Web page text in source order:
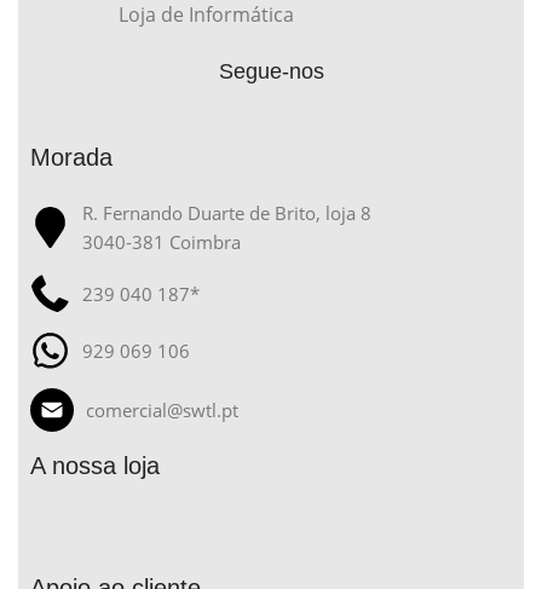
Loja de Informática
Segue-nos
Morada
R. Fernando Duarte de Brito, loja 8
3040-381 Coimbra
239 040 187*
929 069 106
comercial@swtl.pt
A nossa loja